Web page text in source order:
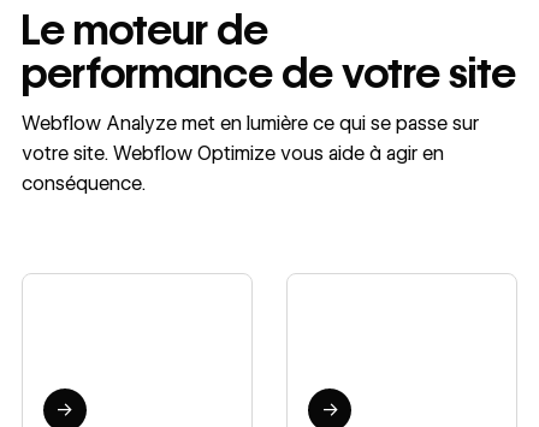
Le moteur de
performance de votre site
Webflow Analyze met en lumière ce qui se passe sur
votre site. Webflow Optimize vous aide à agir en
conséquence.
→ →